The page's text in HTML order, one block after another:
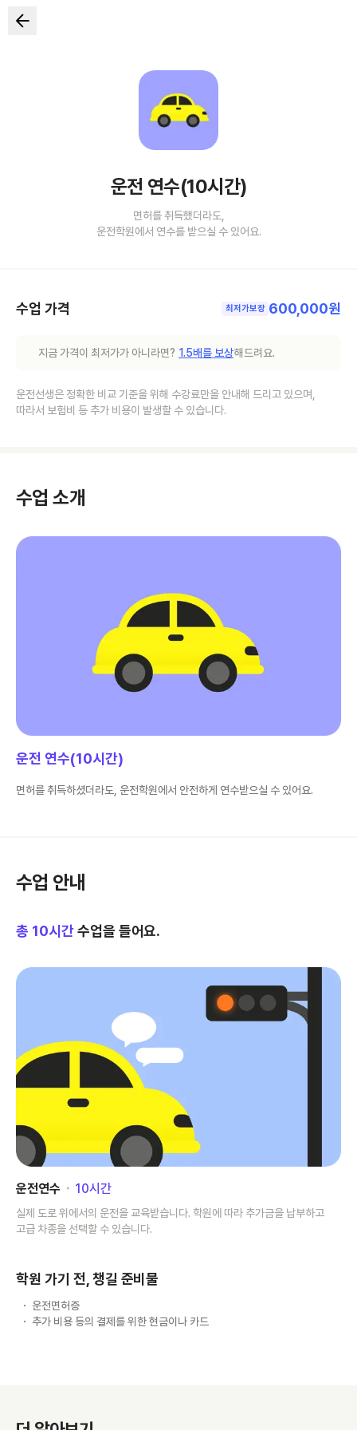
운전 연수(10시간)
면허를 취득했더라도,
운전학원에서 연수를 받으실 수 있어요.
수업 가격 최저가보장 600,000원
지금 가격이 최저가가 아니라면? 1.5배를 보상해드려요.
운전선생은 정확한 비교 기준을 위해 수강료만을 안내해 드리고 있으며,
따라서 보험비 등 추가 비용이 발생할 수 있습니다.
수업 소개
운전 연수(10시간)
면허를 취득하셨더라도, 운전학원에서 안전하게 연수받으실 수 있어요.
수업 안내
총 10시간 수업을 들어요.
운전연수 ･ 10시간
실제 도로 위에서의 운전을 교육받습니다. 학원에 따라 추가금을 납부하고
고급 차종을 선택할 수 있습니다.
학원 가기 전, 챙길 준비물
운전면허증
추가 비용 등의 결제를 위한 현금이나 카드